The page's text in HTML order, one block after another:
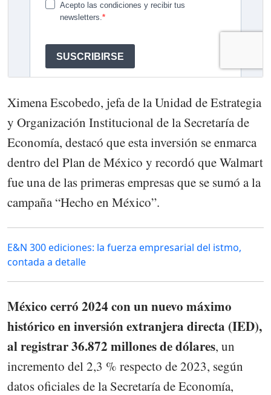
Ximena Escobedo, jefa de la Unidad de Estrategia
y Organización Institucional de la Secretaría de
Economía, destacó que esta inversión se enmarca
dentro del Plan de México y recordó que Walmart
fue una de las primeras empresas que se sumó a la
campaña “Hecho en México”.
E&N 300 ediciones: la fuerza empresarial del istmo,
contada a detalle
México cerró 2024 con un nuevo máximo
histórico en inversión extranjera directa (IED),
al registrar 36.872 millones de dólares, un
incremento del 2,3 % respecto de 2023, según
datos oficiales de la Secretaría de Economía,